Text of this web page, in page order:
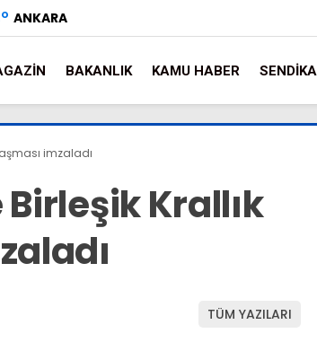
° ANKARA
BAKANLIK KAMU HABER SENDIKA
imzaladı
Krallık
TÜM YAZILARI